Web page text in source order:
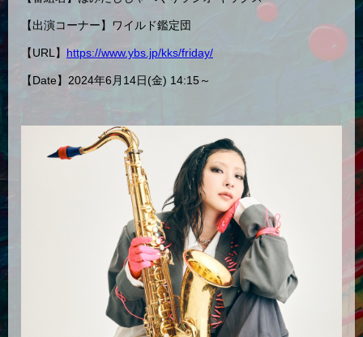
【出演コーナー】ワイルド鑑定団
【URL】 https://www.ybs.jp/kks/friday/
【Date】2024年6月14日(金) 14:15～